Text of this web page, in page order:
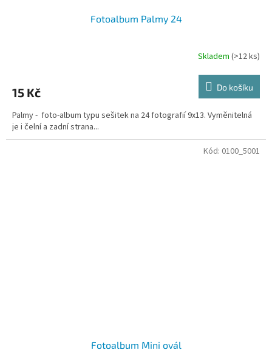
Fotoalbum Palmy 24
Skladem (>12 ks)
15 Kč Do košíku
Palmy - foto-album typu sešitek na 24 fotografií 9x13. Vyměnitelná
je i čelní a zadní strana...
Fotoalbum Mini ovál
Kód: 0100_5001